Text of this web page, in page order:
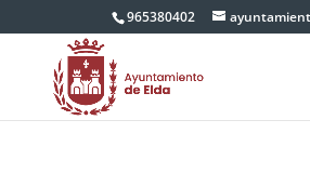
965380402